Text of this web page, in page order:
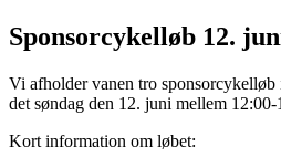
Sponsorcykelløb 12.
Vi afholder vanen tro
det søndag den 12. juni mellem 12:00-
Kort information om løbet: